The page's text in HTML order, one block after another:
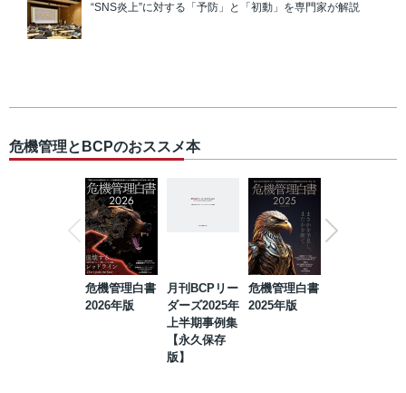
“SNS炎上”に対する「予防」と「初動」を専門家が解説
危機管理とBCPのおススメ本
危機管理白書
2026年版
月刊BCPリー
ダーズ2025年
上半期事例集
【永久保存
版】
危機管理白書
2025年版